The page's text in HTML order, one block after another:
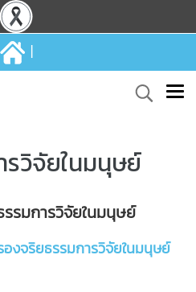
|
รวิจัยในมนุษย์
รมการวิจัยในมนุษย์
องจริยธรรมการวิจัยในมนุษย์